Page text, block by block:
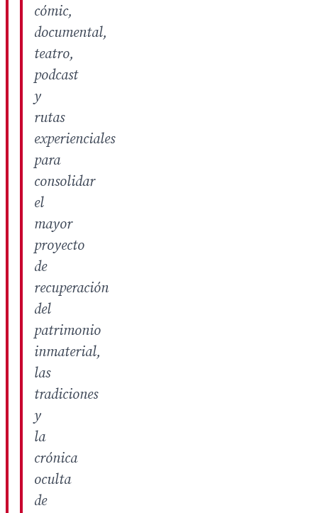
cómic,
documental,
teatro,
podcast
y
rutas
experienciales
para
consolidar
el
mayor
proyecto
de
recuperación
del
patrimonio
inmaterial,
las
tradiciones
y
la
crónica
oculta
de